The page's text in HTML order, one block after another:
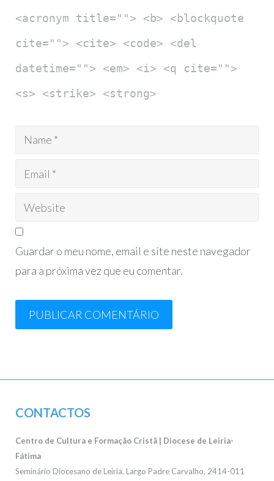
<acronym title=""> <b> <blockquote
cite=""> <cite> <code> <del
datetime=""> <em> <i> <q cite="">
<s> <strike> <strong>
Guardar o meu nome, email e site neste navegador
para a próxima vez que eu comentar.
CONTACTOS
Centro de Cultura e Formação Cristã | Diocese de Leiria-
Fátima
Seminário Diocesano de Leiria, Largo Padre Carvalho, 2414-011